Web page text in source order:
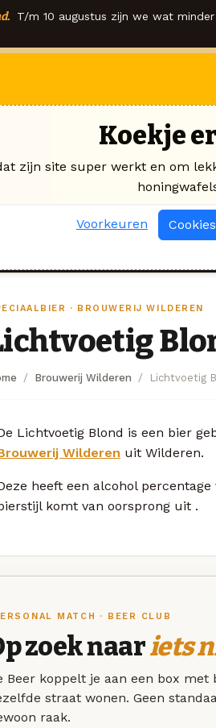
T/m 10 augustus zijn we wat
· BROUWERIJ WILDEREN
Brouwerij Wilderen Lichtvoetig
Lichtvoetig Blond is een bier
Wilderen uit Wilderen.
heeft een alcohol percentage
komt van oorsprong uit .
MATCH · BEER CLUB
zoek naariets
Beer koppelt je aan een box met
straat wonen. Geen
raak.
Koekje
zijn site super werkt en om
Voorkeuren